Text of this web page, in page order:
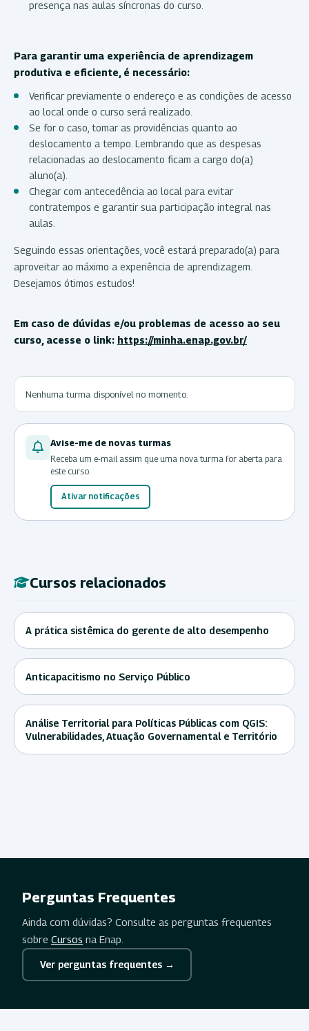
presença nas aulas síncronas do curso.
Para garantir uma experiência de aprendizagem
produtiva e eficiente, é necessário:
Verificar previamente o endereço e as condições de acesso
ao local onde o curso será realizado.
Se for o caso, tomar as providências quanto ao
deslocamento a tempo. Lembrando que as despesas
relacionadas ao deslocamento ficam a cargo do(a)
aluno(a).
Chegar com antecedência ao local para evitar
contratempos e garantir sua participação integral nas
aulas.
Seguindo essas orientações, você estará preparado(a) para
aproveitar ao máximo a experiência de aprendizagem.
Desejamos ótimos estudos!
Em caso de dúvidas e/ou problemas de acesso ao seu
curso, acesse o link: https://minha.enap.gov.br/
Nenhuma turma disponível no momento.
Avise-me de novas turmas
Receba um e-mail assim que uma nova turma for aberta para
este curso.
Ativar notificações
Cursos relacionados
A prática sistêmica do gerente de alto desempenho
Anticapacitismo no Serviço Público
Análise Territorial para Políticas Públicas com QGIS:
Vulnerabilidades, Atuação Governamental e Território
Perguntas Frequentes
Ainda com dúvidas? Consulte as perguntas frequentes
sobre Cursos na Enap.
Ver perguntas frequentes →